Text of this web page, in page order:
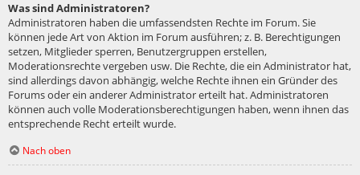
Was sind Administratoren?
Administratoren haben die umfassendsten Rechte im Forum. Sie
können jede Art von Aktion im Forum ausführen; z. B. Berechtigungen
setzen, Mitglieder sperren, Benutzergruppen erstellen,
Moderationsrechte vergeben usw. Die Rechte, die ein Administrator hat,
sind allerdings davon abhängig, welche Rechte ihnen ein Gründer des
Forums oder ein anderer Administrator erteilt hat. Administratoren
können auch volle Moderationsberechtigungen haben, wenn ihnen das
entsprechende Recht erteilt wurde.
Nach oben